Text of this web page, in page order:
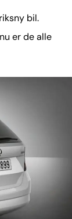
bil.
er de alle